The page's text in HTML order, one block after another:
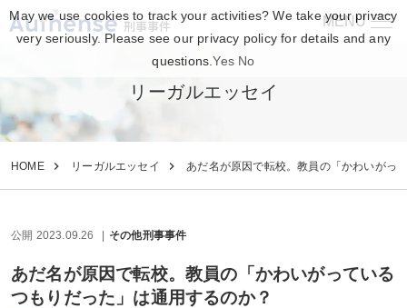
MENU
刑事事件
リーガルエッセイ
HOME リーガルエッセイ あだ名が原因で転校。教員の「かわいが
公開 2023.09.26 その他刑事事件
あだ名が原因で転校。教員の「かわいがっている
つもりだった」は通用するのか？
May we use cookies to track your activities? We take your privacy
very seriously. Please see our privacy policy for details and any
questions.Yes No